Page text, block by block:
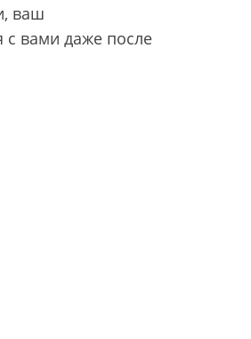
ваш
с вами даже после